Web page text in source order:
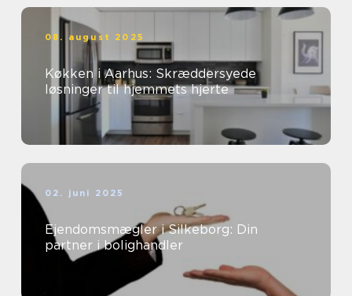
08. august 2025
Køkken i Aarhus: Skræddersyede
løsninger til hjemmets hjerte
02. juni 2025
Ejendomsmægler i Silkeborg: Din
partner i bolighandler